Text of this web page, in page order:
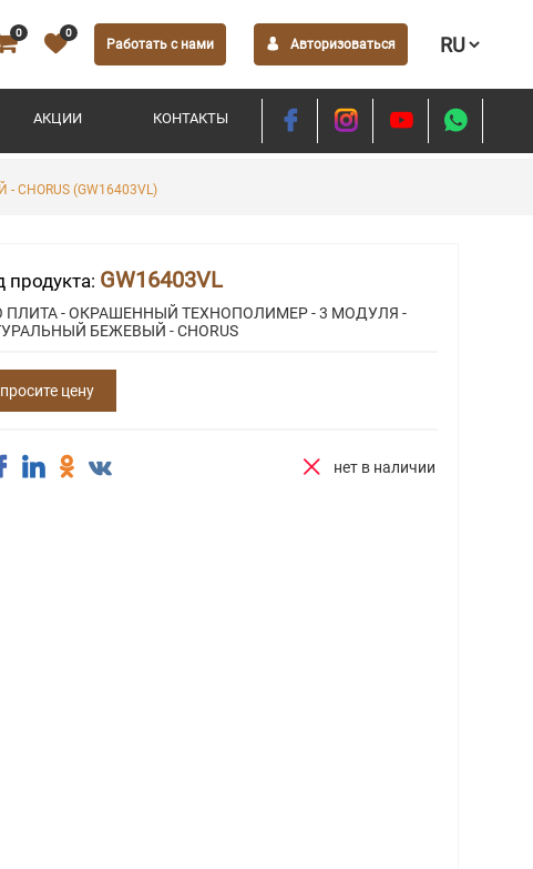
0 0
Работать с нами Авторизоваться
АКЦИИ КОНТАКТЫ
(GW16403VL)
продукта: GW16403VL
ПЛИТА - ОКРАШЕННЫЙ ТЕХНОПОЛИМЕР - 3 МОДУЛЯ -
БЕЖЕВЫЙ - CHORUS
цену
нет в наличии